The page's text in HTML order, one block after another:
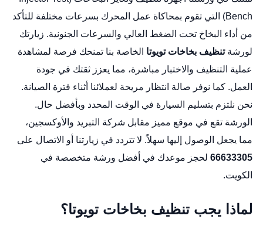
Bench) التي تقوم بمحاكاة عمل المحرك بسرعات مختلفة للتأكد
من أداء البخاخ تحت الضغط العالي والسرعات الجنونية. زيارتك
لورشةتنظيف بخاخات تويوتا الخاصة بنا تمنحك فرصة لمشاهدة
عملية التنظيف والاختبار مباشرة، مما يعزز ثقتك في جودة
العمل. كما نوفر صالة انتظار مريحة لعملائنا أثناء فترة الصيانة.
نحن نلتزم بتسليم السيارة في الوقت المحدد وبأفضل حال.
الورشة تقع في موقع مميز مقابل شركة التبريد والأوكسجين،
مما يجعل الوصول إليها سهلاً. لا تتردد في زيارتنا أو الاتصال على
66633305لحجز موعدك في أفضل ورشة متخصصة في
الكويت.
لماذا يجب تنظيف بخاخات تويوتا؟